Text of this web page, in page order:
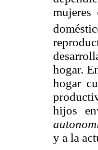
hogar.
hogar
hijos
y a la